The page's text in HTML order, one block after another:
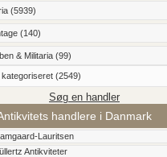
(5939)
(140)
& Militaria (99)
kategoriseret (2549)
Søg en handler
handlere i Danmark
Lauritsen
Antikviteter